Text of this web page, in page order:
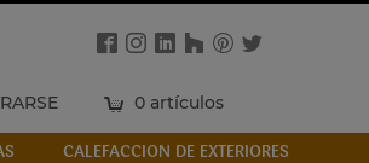
0 artículos
CALEFACCION DE EXTERIORES